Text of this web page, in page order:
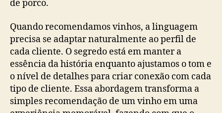
de porco.
Quando recomendamos vinhos, a linguagem
precisa se adaptar naturalmente ao perfil de
cada cliente. O segredo está em manter a
essência da história enquanto ajustamos o tom e
o nível de detalhes para criar conexão com cada
tipo de cliente. Essa abordagem transforma a
simples recomendação de um vinho em uma